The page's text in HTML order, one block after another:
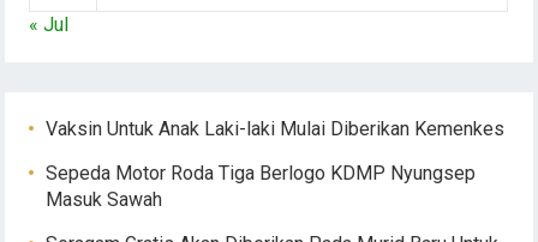
« Jul
Vaksin Untuk Anak Laki-laki Mulai Diberikan Kemenkes
Sepeda Motor Roda Tiga Berlogo KDMP Nyungsep
Masuk Sawah